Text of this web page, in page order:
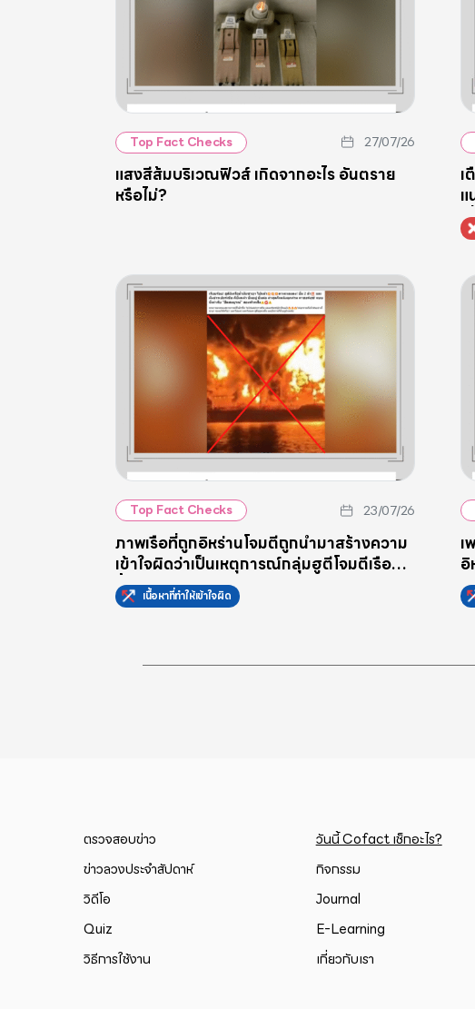
Top Fact Checks 27/07/26
แสงสีส้มบริเวณฟิวส์ เกิดจากอะไร อันตราย
หรือไม่?
เ
แ
เ
Top Fact Checks 23/07/26
ภาพเรือที่ถูกอิหร่านโจมตีถูกนำมาสร้างความ
เข้าใจผิดว่าเป็นเหตุการณ์กลุ่มฮูตีโจมตีเรือ
น้ำมันซาอุฯ
เนื้อหาที่ทำให้เข้าใจผิด
อิ
ตรวจสอบข่าว วันนี้ Cofact เช็กอะไร?
ข่าวลวงประจำสัปดาห์
กิจกรรม
วิดีโอ
Journal
Quiz
E-Learning
วิธีการใช้งาน
เกี่ยวกับเรา